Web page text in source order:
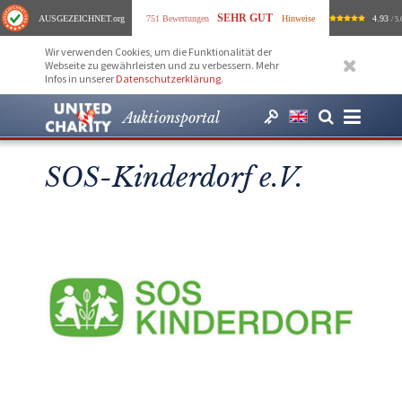
AUSGEZEICHNET.org 751 Bewertungen SEHR GUT Hinweise 4.93 /
Wir verwenden Cookies, um die Funktionalität der
Webseite zu gewährleisten und zu verbessern. Mehr
Infos in unserer Datenschutzerklärung.
Auktionsportal
SOS-Kinderdorf e.V.